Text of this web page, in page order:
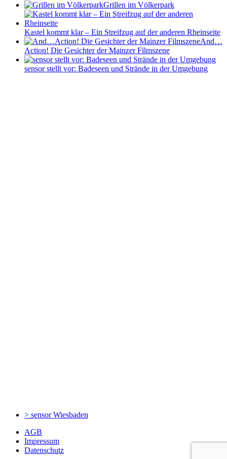
Grillen im Völkerpark
Kastel kommt klar – Ein Streifzug auf der anderen Rheinseite
And…
Action! Die Gesichter der Mainzer Filmszene
sensor stellt vor: Badeseen und Strände in der Umgebung
> sensorWiesbaden
AGB
Impressum
Datenschutz